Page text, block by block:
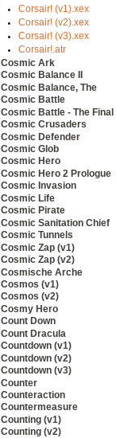
Corsair! (v1).xex
Corsair! (v2).xex
Corsair! (v3).xex
Corsair!.atr
Cosmic Ark
Cosmic Balance II
Cosmic Balance, The
Cosmic Battle
Cosmic Battle - The
Cosmic Crusaders
Cosmic Defender
Cosmic Glob
Cosmic Hero
Cosmic Hero 2 Prologue
Cosmic Invasion
Cosmic Life
Cosmic Pirate
Cosmic Sanitation Chief
Cosmic Tunnels
Cosmic Zap (v1)
Cosmic Zap (v2)
Cosmische Arche
Cosmos (v1)
Cosmos (v2)
Cosmy Hero
Count Down
Count Dracula
Countdown (v1)
Countdown (v2)
Countdown (v3)
Counter
Counteraction
Countermeasure
Counting (v1)
Counting (v2)